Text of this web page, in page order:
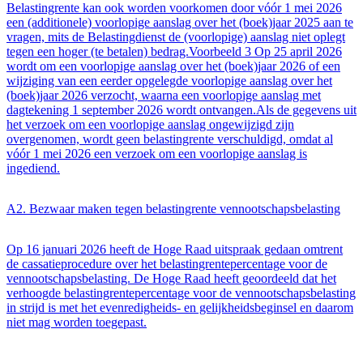
Belastingrente kan ook worden voorkomen door vóór 1 mei 2026
een (additionele) voorlopige aanslag over het (boek)jaar 2025 aan te
vragen, mits de Belastingdienst de (voorlopige) aanslag niet oplegt
tegen een hoger (te betalen) bedrag.Voorbeeld 3 Op 25 april 2026
wordt om een voorlopige aanslag over het (boek)jaar 2026 of een
wijziging van een eerder opgelegde voorlopige aanslag over het
(boek)jaar 2026 verzocht, waarna een voorlopige aanslag met
dagtekening 1 september 2026 wordt ontvangen.Als de gegevens uit
het verzoek om een voorlopige aanslag ongewijzigd zijn
overgenomen, wordt geen belastingrente verschuldigd, omdat al
vóór 1 mei 2026 een verzoek om een voorlopige aanslag is
ingediend.
A2. Bezwaar maken tegen belastingrente vennootschapsbelasting
Op 16 januari 2026 heeft de Hoge Raad uitspraak gedaan omtrent
de cassatieprocedure over het belastingrentepercentage voor de
vennootschapsbelasting. De Hoge Raad heeft geoordeeld dat het
verhoogde belastingrentepercentage voor de vennootschapsbelasting
in strijd is met het evenredigheids- en gelijkheidsbeginsel en daarom
niet mag worden toegepast.